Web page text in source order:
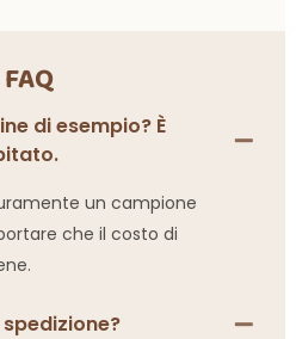
FAQ
di esempio? È
un campione
che il costo di